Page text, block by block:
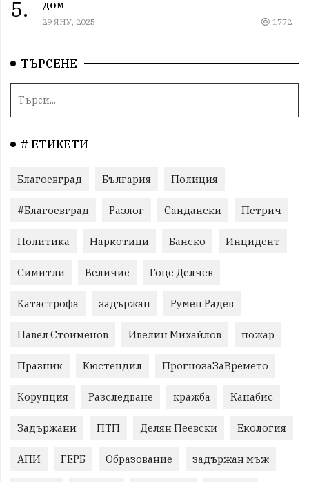
5. дом
29 ЯНУ, 2025 1772
ТЪРСЕНЕ
# ЕТИКЕТИ
Благоевград България Полиция
#Благоевград Разлог Сандански Петрич
Политика Наркотици Банско Инцидент
Симитли Величие Гоце Делчев
Катастрофа задържан Румен Радев
Павел Стоименов Ивелин Михайлов пожар
Празник Кюстендил ПрогнозаЗаВремето
Корупция Разследване кражба Канабис
Задържани ПТП Делян Пеевски Екология
АПИ ГЕРБ Образование задържан мъж